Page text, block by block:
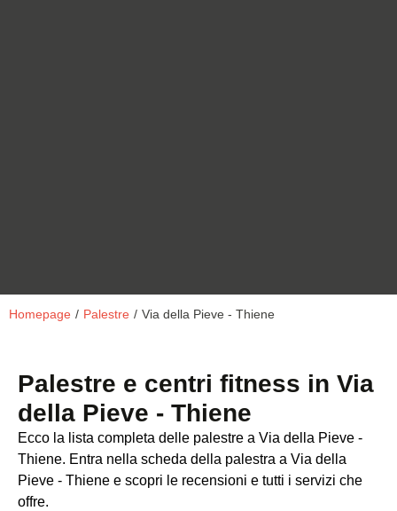
Homepage / Palestre / Via della Pieve - Thiene
Palestre e centri fitness in Via
della Pieve - Thiene
Ecco la lista completa delle palestre a Via della Pieve -
Thiene. Entra nella scheda della palestra a Via della
Pieve - Thiene e scopri le recensioni e tutti i servizi che
offre.